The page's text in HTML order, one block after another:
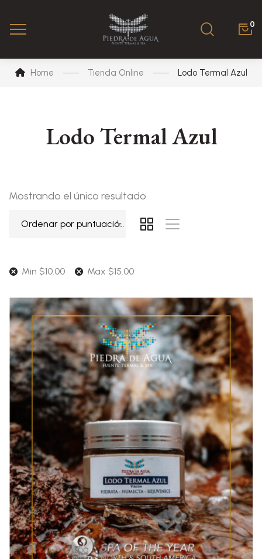
0
Home Tienda Online Lodo Termal Azul
Lodo Termal Azul
Mostrando el único resultado
Ordenar por puntuación media
Min $10.00 Max $15.00